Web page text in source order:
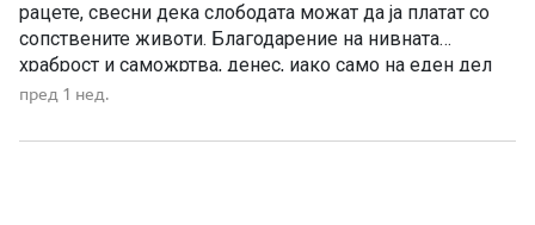
рацете, свесни дека слободата можат да ја платат со
сопствените животи. Благодарение на нивната
храброст и саможртва, денес, иако само на еден дел
од Македонија, имаме сопствена држава, свој
македонското име. Нивниот аманет не е само да се
пред 1 нед.